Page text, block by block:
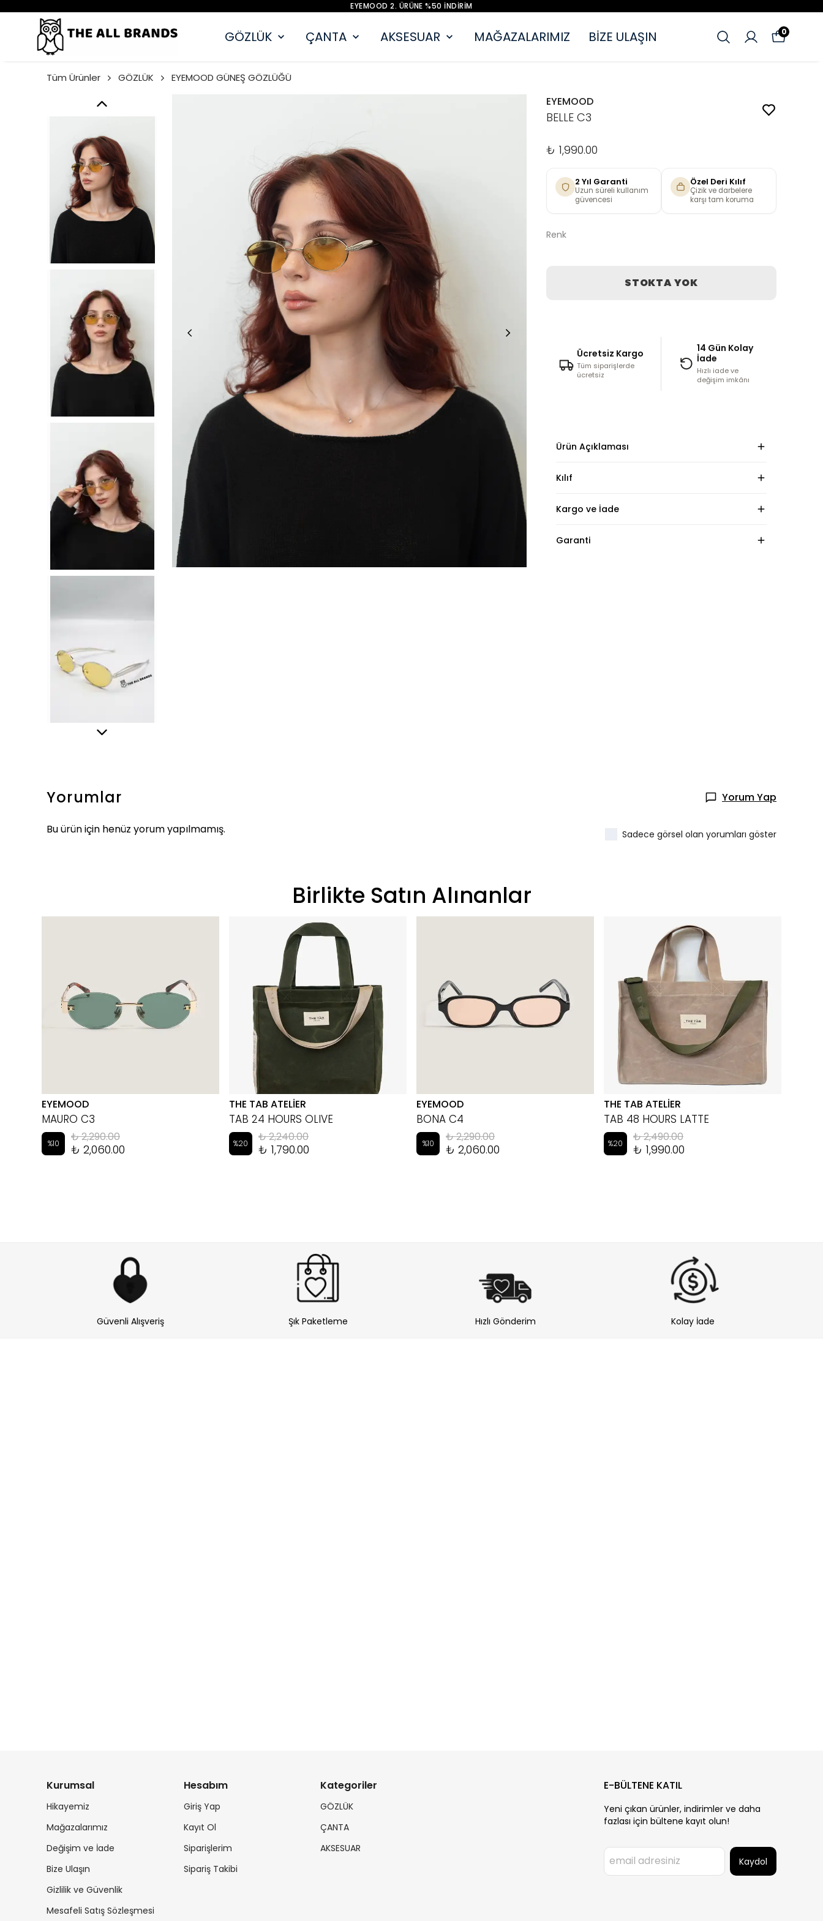
EYEMOOD 2. ÜRÜNE %50 İNDİRİM
GÖZLÜK ÇANTA AKSESUAR MAĞAZALARIMIZ BİZE ULAŞIN 0
Tüm Ürünler GÖZLÜK EYEMOOD GÜNEŞ GÖZLÜĞÜ
EYEMOOD
BELLE C3
₺ 1,990.00
2 Yıl Garanti
Uzun süreli kullanım
güvencesi
Özel Deri Kılıf
Çizik ve darbelere
karşı tam koruma
Renk
STOKTA YOK
Ücretsiz Kargo
Tüm siparişlerde
ücretsiz
14 Gün Kolay
İade
Hızlı iade ve
değişim imkânı
Ürün Açıklaması
Kılıf
Kargo ve İade
Garanti
Yorumlar Yorum Yap
Bu ürün için henüz yorum yapılmamış. Sadece görsel olan yorumları göster
Birlikte Satın Alınanlar
EYEMOOD
MAURO C3
%10 ₺ 2,290.00
₺ 2,060.00
THE TAB ATELİER
TAB 24 HOURS OLIVE
%20 ₺ 2,240.00
₺ 1,790.00
EYEMOOD
BONA C4
%10 ₺ 2,290.00
₺ 2,060.00
THE TAB ATELİER
TAB 48 HOURS LATTE
%20 ₺ 2,490.00
₺ 1,990.00
Güvenli Alışveriş Şık Paketleme Hızlı Gönderim Kolay İade
Kurumsal
Hikayemiz
Mağazalarımız
Değişim ve İade
Bize Ulaşın
Gizlilik ve Güvenlik
Mesafeli Satış Sözleşmesi
Hesabım
Giriş Yap
Kayıt Ol
Siparişlerim
Sipariş Takibi
Kategoriler
GÖZLÜK
ÇANTA
AKSESUAR
E-BÜLTENE KATIL
Yeni çıkan ürünler, indirimler ve daha
fazlası için bültene kayıt olun!
Kaydol